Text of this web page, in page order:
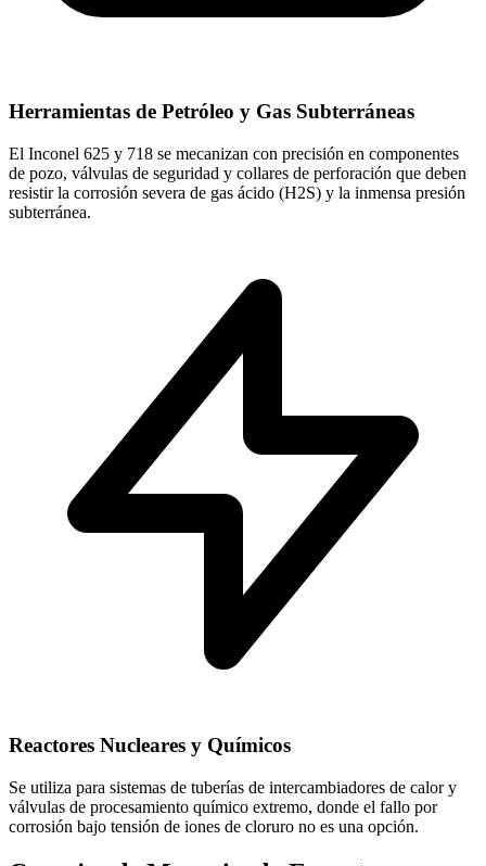
Herramientas de Petróleo y Gas Subterráneas
El Inconel 625 y 718 se mecanizan con precisión en componentes
de pozo, válvulas de seguridad y collares de perforación que deben
resistir la corrosión severa de gas ácido (H2S) y la inmensa presión
subterránea.
Reactores Nucleares y Químicos
Se utiliza para sistemas de tuberías de intercambiadores de calor y
válvulas de procesamiento químico extremo, donde el fallo por
corrosión bajo tensión de iones de cloruro no es una opción.